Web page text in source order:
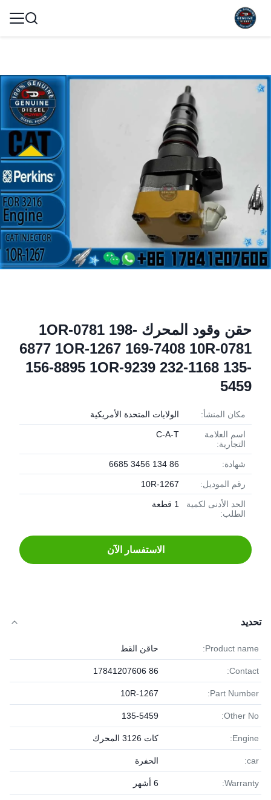
حقن وقود المحرك 1OR-0781 198-
6877 1OR-1267 169-7408 10R-0781
156-8895 1OR-9239 232-1168 135-
5459
مكان المنشأ: الولايات المتحدة الأمريكية
اسم العلامة
التجارية:
C-A-T
شهادة: 86 134 3456 6685
رقم الموديل: 10R-1267
الحد الأدنى لكمية
الطلب:
1 قطعة
الاستفسار الآن
تحديد
Product name: حاقن القط
Contact:
86 17841207606
Part Number:
10R-1267
Other No:
135-5459
Engine: كات 3126 المحرك
car: الحفرة
Warranty: 6 أشهر